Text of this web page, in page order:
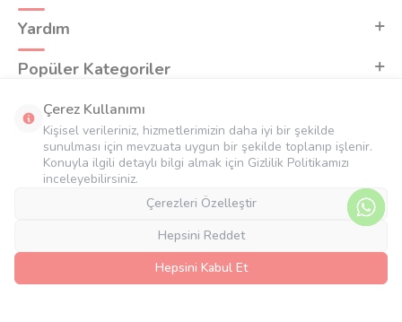
Yardım
Popüler Kategoriler
Adres & İletişim
Çerez Kullanımı
Kişisel verileriniz, hizmetlerimizin daha iyi bir şekilde
sunulması için mevzuata uygun bir şekilde toplanıp işlenir.
Konuyla ilgili detaylı bilgi almak için Gizlilik Politikamızı
inceleyebilirsiniz.
Çerezleri Özelleştir
Hepsini Reddet
Hepsini Kabul Et